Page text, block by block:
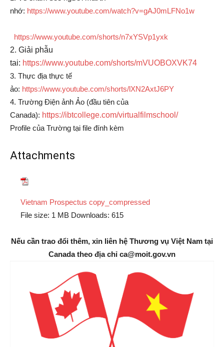
nhớ: https://www.youtube.com/watch?v=gAJ0mLFNo1w
https://www.youtube.com/shorts/n7xYSVp1yxk
2. Giải phẫu
tai: https://www.youtube.com/shorts/mVUOBOXVK74
3. Thực địa thực tế
ảo: https://www.youtube.com/shorts/lXN2AxtJ6PY
4. Trường Điện ảnh Ảo (đầu tiên của
Canada): https://ibtcollege.com/virtualfilmschool/
Profile của Trường tại file đính kèm
Attachments
Vietnam Prospectus copy_compressed
File size: 1 MB Downloads: 615
Nếu cần trao đổi thêm, xin liên hệ Thương vụ Việt Nam tại
Canada theo địa chỉ ca@moit.gov.vn